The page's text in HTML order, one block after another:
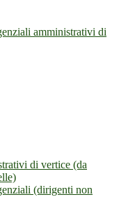
amministrativi di
di vertice (da
(dirigenti non